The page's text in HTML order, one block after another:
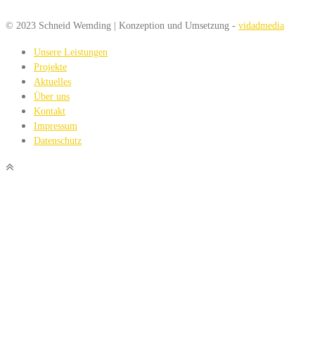
© 2023 Schneid Wemding | Konzeption und Umsetzung - vidadmedia
Unsere Leistungen
Projekte
Aktuelles
Über uns
Kontakt
Impressum
Datenschutz